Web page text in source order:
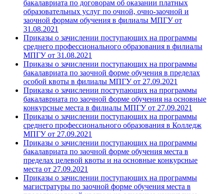
бакалавриата по договорам об оказании платных
образовательных услуг по очной, очно-заочной и
заочной формам обучения в филиалы МПГУ от
31.08.2021
Приказы о зачислении поступающих на программы
среднего профессионального образования в филиалы
МПГУ от 31.08.2021
Приказы о зачислении поступающих на программы
бакалавриата по заочной форме обучения в пределах
особой квоты в филиалы МПГУ от 27.09.2021
Приказы о зачислении поступающих на программы
бакалавриата по заочной форме обучения на основные
конкурсные места в филиалы МПГУ от 27.09.2021
Приказы о зачислении поступающих на программы
среднего профессионального образования в Колледж
МПГУ от 27.09.2021
Приказы о зачислении поступающих на программы
бакалавриата по заочной форме обучения места в
пределах целевой квоты и на основные конкурсные
места от 27.09.2021
Приказы о зачислении поступающих на программы
магистратуры по заочной форме обучения места в